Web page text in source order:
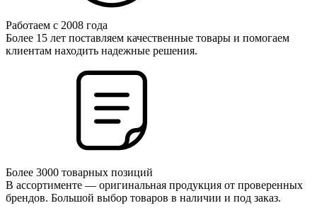
Работаем с 2008 года
Более 15 лет поставляем качественные товары и помогаем
клиентам находить надежные решения.
Более 3000 товарных позиций
В ассортименте — оригинальная продукция от проверенных
брендов. Большой выбор товаров в наличии и под заказ.